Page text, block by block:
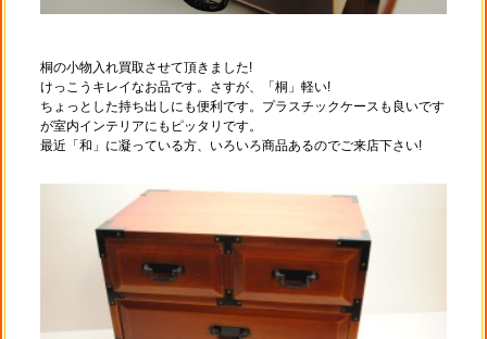
桐の小物入れ買取させて頂きました!
けっこうキレイなお品です。さすが、「桐」軽い!
ちょっとした持ち出しにも便利です。プラスチックケースも良いです
が室内インテリアにもピッタリです。
最近「和」に凝っている方、いろいろ商品あるのでご来店下さい!